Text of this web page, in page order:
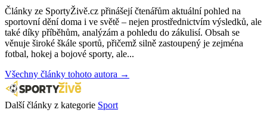
Články ze SportyŽivě.cz přinášejí čtenářům aktuální pohled na
sportovní dění doma i ve světě – nejen prostřednictvím výsledků, ale
také díky příběhům, analýzám a pohledu do zákulisí. Obsah se
věnuje široké škále sportů, přičemž silně zastoupený je zejména
fotbal, hokej a bojové sporty, ale...
Všechny články tohoto autora →
Další články z kategorie Sport